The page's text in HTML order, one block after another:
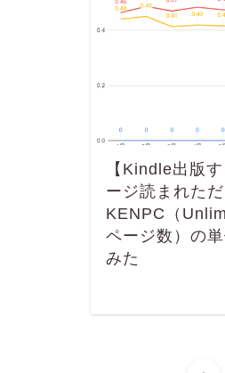
【Kindle出版
ージ読まれた
KENPC（
ページ数）の
みた